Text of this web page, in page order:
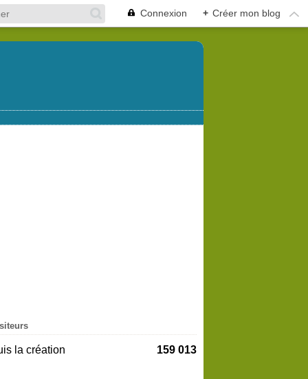
Connexion + Créer mon blog
la création 159 013